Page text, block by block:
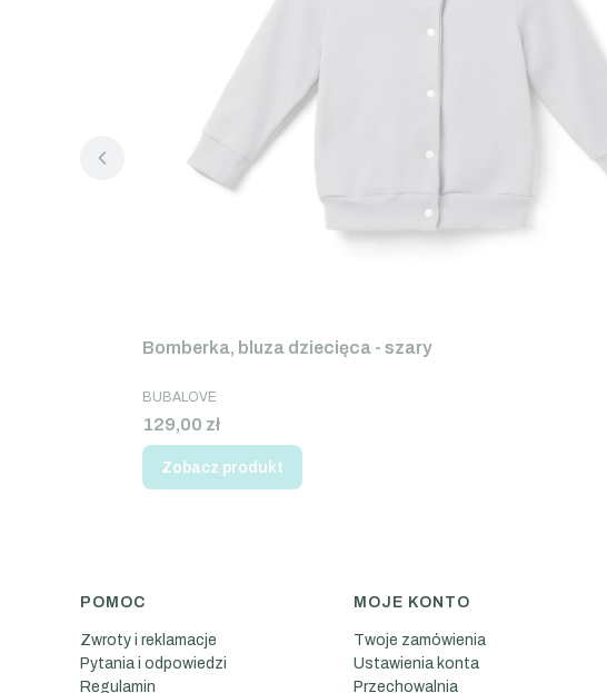
Bomberka, bluza dziecięca - szary
PRODUCENT
BUBALOVE
Cena
129,00 zł
Zobacz produkt
Linki w stopce
POMOC
Zwroty i reklamacje
Pytania i odpowiedzi
Regulamin
MOJE KONTO
Twoje zamówienia
Ustawienia konta
Przechowalnia